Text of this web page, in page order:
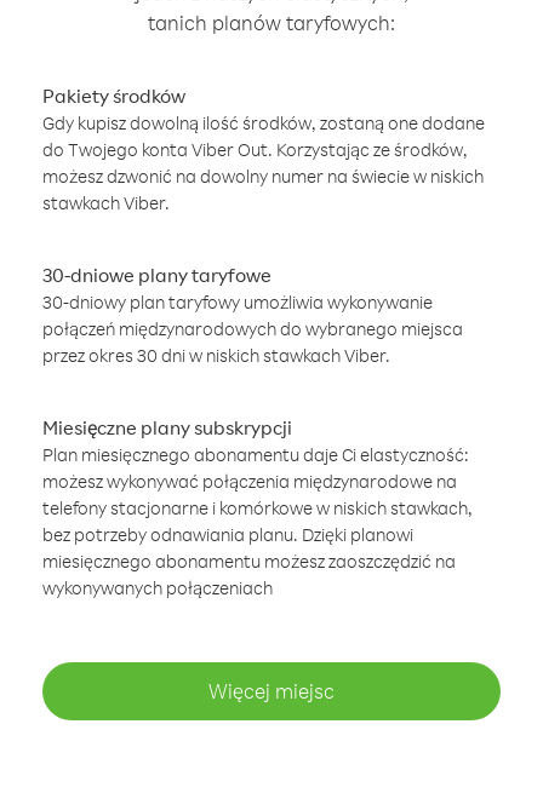
tanich planów taryfowych:
Pakiety środków
Gdy kupisz dowolną ilość środków, zostaną one dodane
do Twojego konta Viber Out. Korzystając ze środków,
możesz dzwonić na dowolny numer na świecie w niskich
stawkach Viber.
30-dniowe plany taryfowe
30-dniowy plan taryfowy umożliwia wykonywanie
połączeń międzynarodowych do wybranego miejsca
przez okres 30 dni w niskich stawkach Viber.
Miesięczne plany subskrypcji
Plan miesięcznego abonamentu daje Ci elastyczność:
możesz wykonywać połączenia międzynarodowe na
telefony stacjonarne i komórkowe w niskich stawkach,
bez potrzeby odnawiania planu. Dzięki planowi
miesięcznego abonamentu możesz zaoszczędzić na
wykonywanych połączeniach
Więcej miejsc